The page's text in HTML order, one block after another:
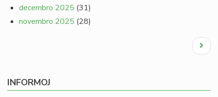
decembro 2025 (31)
novembro 2025 (28)
Next
page
INFORMOJ